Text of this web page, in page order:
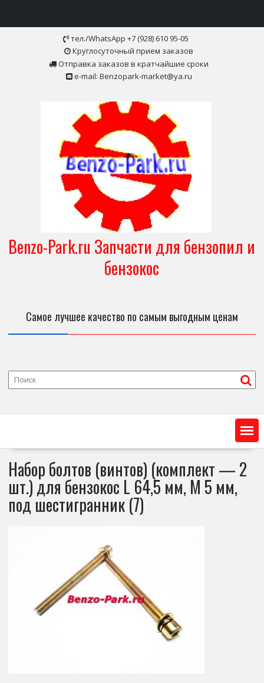
тел./WhatsApp +7 (928) 610 95-05
Круглосуточный прием заказов
Отправка заказов в кратчайшие сроки
e-mail: Benzopark-market@ya.ru
Benzo-Park.ru Запчасти для бензопил и
бензокос
Самое лучшее качество по самым выгодным ценам
Набор болтов (винтов) (комплект — 2
шт.) для бензокос L 64,5 мм, М 5 мм,
под шестигранник (7)